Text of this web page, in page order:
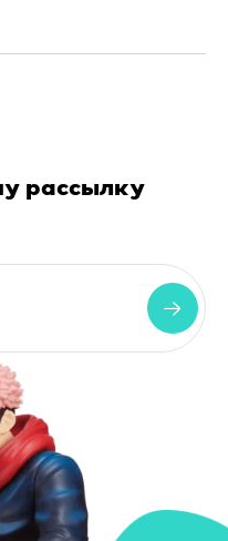
рассылку